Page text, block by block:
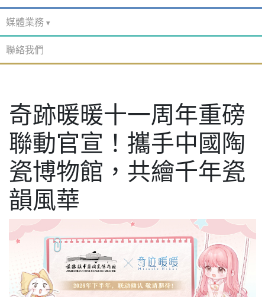
媒體業務
聯絡我們
奇跡暖暖十一周年重磅
聯動官宣！攜手中國陶
瓷博物館，共繪千年瓷
韻風華